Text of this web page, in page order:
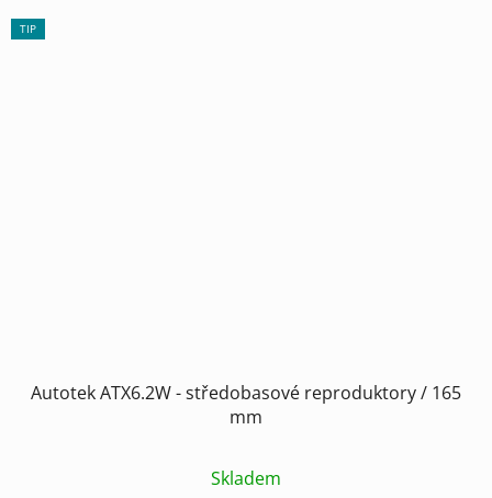
TIP
Autotek ATX6.2W - středobasové reproduktory / 165
mm
Skladem